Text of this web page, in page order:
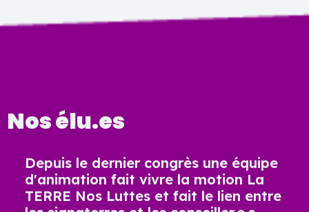
Nos élu.es
Depuis le dernier congrès une équipe
d'animation fait vivre la motion La
TERRE Nos Luttes et fait le lien entre